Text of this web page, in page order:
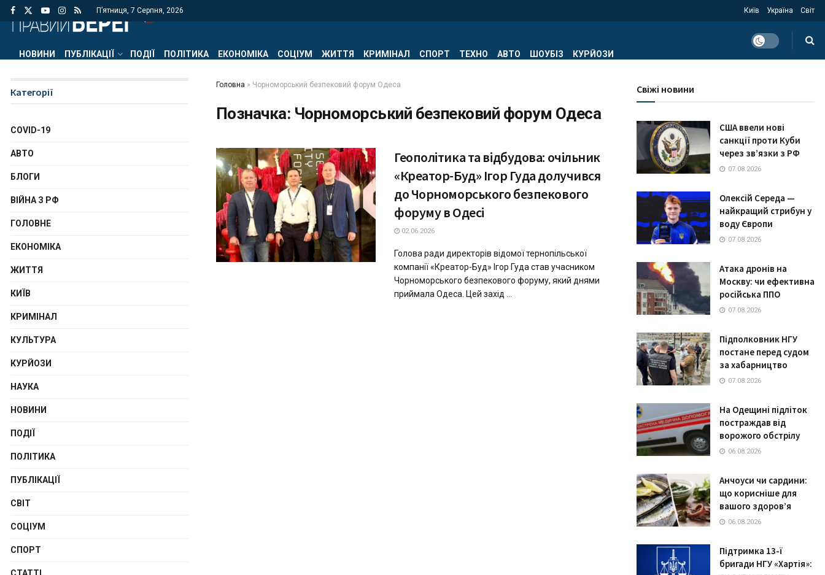
П’ятниця, 7 Серпня, 2026 Київ Україна Світ
НОВИНИ ПУБЛІКАЦІЇ ПОДІЇ ПОЛІТИКА ЕКОНОМІКА СОЦІУМ ЖИТТЯ КРИМІНАЛ СПОРТ ТЕХНО АВТО ШОУБІЗ КУРЙОЗИ
Головна » Чорноморський безпековий форум Одеса
Позначка: Чорноморський безпековий форум Одеса
Геополітика та відбудова: очільник
«Креатор-Буд» Ігор Гуда долучився
до Чорноморського безпекового
форуму в Одесі
02.06.2026
Голова ради директорів відомої тернопільської
компанії «Креатор-Буд» Ігор Гуда став учасником
Чорноморського безпекового форуму, який днями
приймала Одеса. Цей захід ...
Категорії
COVID-19
АВТО
БЛОГИ
ВІЙНА З РФ
ГОЛОВНЕ
ЕКОНОМІКА
ЖИТТЯ
КИЇВ
КРИМІНАЛ
КУЛЬТУРА
КУРЙОЗИ
НАУКА
НОВИНИ
ПОДІЇ
ПОЛІТИКА
ПУБЛІКАЦІЇ
СВІТ
СОЦІУМ
СПОРТ
Свіжі новини
США ввели нові
санкції проти Куби
через зв’язки з РФ
07.08.2026
Олексій Середа —
найкращий стрибун у
воду Європи
07.08.2026
Атака дронів на
Москву: чи ефективна
російська ППО
07.08.2026
Підполковник НГУ
постане перед судом
за хабарництво
07.08.2026
На Одещині підліток
постраждав від
ворожого обстрілу
06.08.2026
Анчоуси чи сардини:
що корисніше для
вашого здоров’я
06.08.2026
Підтримка 13-ї
бригади НГУ «Хартія»: